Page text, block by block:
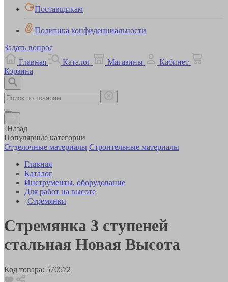
Поставщикам
Политика конфиденциальности
Задать вопрос
Главная
Каталог Магазины
Кабинет
Корзина
Назад
Популярные категории
Отделочные материалы Строительные материалы
Главная
Каталог
Инструменты, оборудование
Для работ на высоте
Стремянки
Стремянка 3 ступеней
стальная Новая Высота
Код товара: 570572